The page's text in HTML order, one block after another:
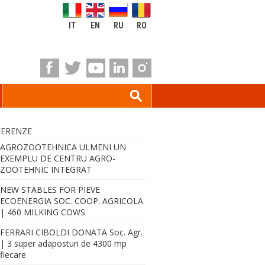
IT EN RU RO
AGROZOOTEHNICA ULMENI UN
EXEMPLU DE CENTRU AGRO-
ZOOTEHNIC INTEGRAT
NEW STABLES FOR PIEVE
ECOENERGIA SOC. COOP. AGRICOLA
| 460 MILKING COWS
FERRARI CIBOLDI DONATA Soc. Agr.
| 3 super adaposturi de 4300 mp
fiecare